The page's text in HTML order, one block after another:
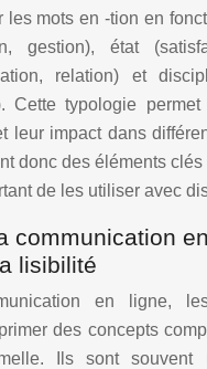
les mots en -tion en
gestion), état
relation) et
Cette typologie
leur impact dans
donc des éléments
de les utiliser avec
communication
lisibilité
en ligne,
des concepts
Ils sont souvent